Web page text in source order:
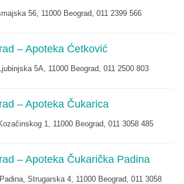
56, 11000 Beograd, 011 2399 566
– Apoteka Ćetković
5A, 11000 Beograd, 011 2500 803
– Apoteka Čukarica
1, 11000 Beograd, 011 3058 485
– Apoteka Čukarička Padina
Strugarska 4, 11000 Beograd, 011 3058